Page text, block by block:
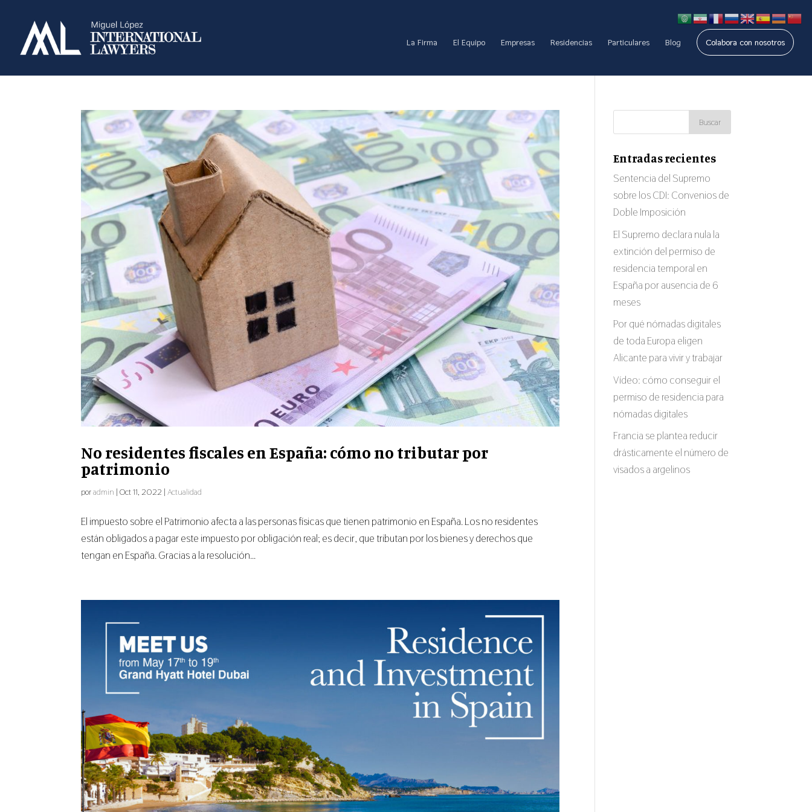
La Firma El Equipo Empresas Residencias Particulares Blog Colabora con nosotros
No residentes fiscales en España: cómo no tributar por
patrimonio
poradmin |Oct 11, 2022 |Actualidad
El impuesto sobre el Patrimonio afecta a las personas físicas que tienen patrimonio en España. Los no residentes
están obligados a pagar este impuesto por obligación real; es decir, que tributan por los bienes y derechos que
tengan en España. Gracias a la resolución...
Entradas recientes
Sentencia del Supremo
sobre los CDI: Convenios de
Doble Imposición
El Supremo declara nula la
extinción del permiso de
residencia temporal en
España por ausencia de 6
meses
Por qué nómadas digitales
de toda Europa eligen
Alicante para vivir y trabajar
Vídeo: cómo conseguir el
permiso de residencia para
nómadas digitales
Francia se plantea reducir
drásticamente el número de
visados a argelinos